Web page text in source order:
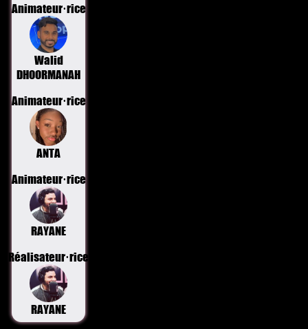
Animateur·rice
Walid
DHOORMANAH
Animateur·rice
ANTA
Animateur·rice
RAYANE
Réalisateur·rice
RAYANE